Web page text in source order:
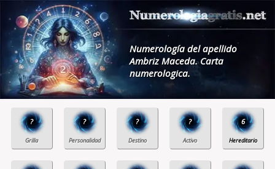
Numerología del apellido
Ambriz Maceda. Carta
numerologica.
? ? ? ? 6